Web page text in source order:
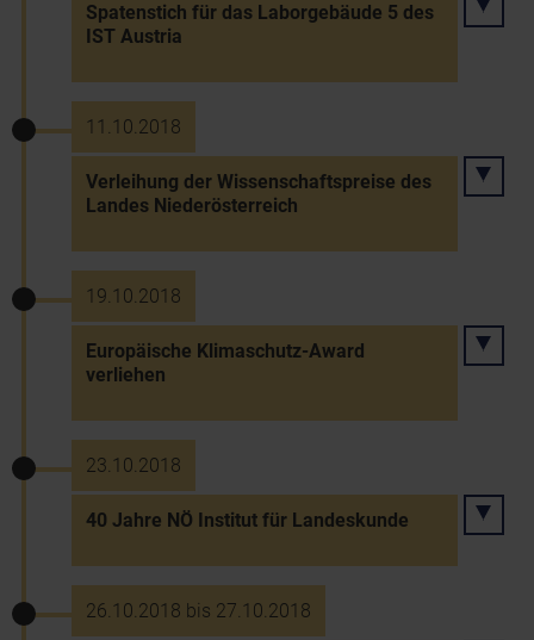
Spatenstich für das Laborgebäude 5 des
IST Austria
11.10.2018
Verleihung der Wissenschaftspreise des
Landes Niederösterreich
19.10.2018
Europäische Klimaschutz-Award
verliehen
23.10.2018
40 Jahre NÖ Institut für Landeskunde
26.10.2018 bis 27.10.2018